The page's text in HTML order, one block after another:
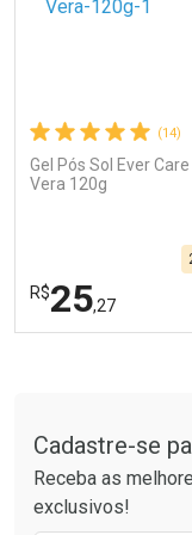
Ativar Desconto
Por R$ 664,02/
(14)
Gel Pós Sol Ever
Vera 120g
R$25,27
Laboratório
Por Menos
Cadastre-se
Receba as
exclusivos!